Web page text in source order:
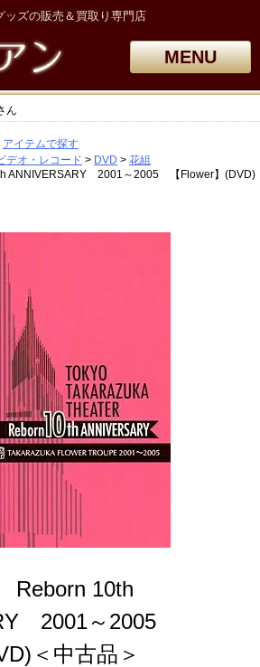
ッズの販売＆買取り専門店
MENU
ん
アイテムで探す
デオ・レコード
DVD
花組
ANNIVERSARY 2001～2005 【Flower】(DVD)
Reborn 10th
2001～2005
＜中古品＞